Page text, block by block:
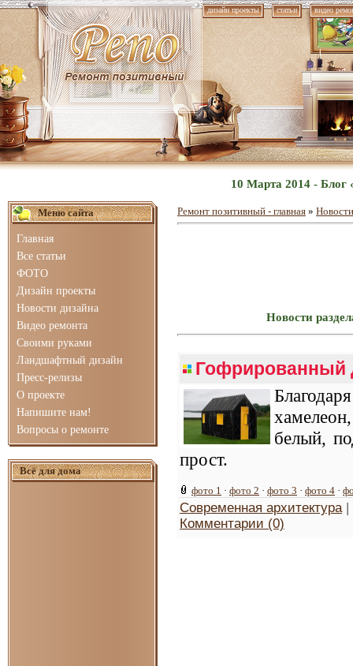
дизайн проекты статьи видео
10 Марта 2014 - Блог
Меню сайта
Главная
Все статьи
ФОТО
Дизайн проекты
Новости дизайна
Видео ремонта
Своими руками
Ландшафтный дизайн
Пресс-релизы
О проекте
Напишите нам!
Вопросы о ремонте
Всё для дома
Ремонт позитивный - главная »
Новости
Гофрированный
белый,
прост.
фото 1 · фото 2 · фото 3 · фото 4 ·
Современная архитектура|
Комментарии (0)